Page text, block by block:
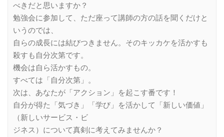
べきだと思いますか？
勉強会に参加して、ただ座って講師の方の話を聞くだけと
いうのでは、
自らの成長には結びつきません。そのキッカケを活かすも
殺すも自分次第です。
機会は自ら活かすもの。
すべては「自分次第」。
次は、あなたが「アクション」を起こす番です！
自分が得た「気づき」「学び」を活かして「新しい価値」
（新しいサービス・ビ
ジネス）について真剣に考えてみませんか？